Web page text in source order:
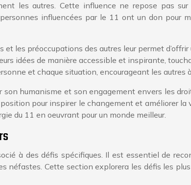
les autres. Cette influence ne repose pas
influencées par le 11 ont un don pour
les préoccupations des autres leur permet
idées de manière accessible et inspirante,
et chaque situation, encourageant les autres
humanisme et son engagement envers les
pour inspirer le changement et améliorer la
du 11 en oeuvrant pour un monde meilleur.
à des défis spécifiques. Il est essentiel de
néfastes. Cette section explorera les défis les